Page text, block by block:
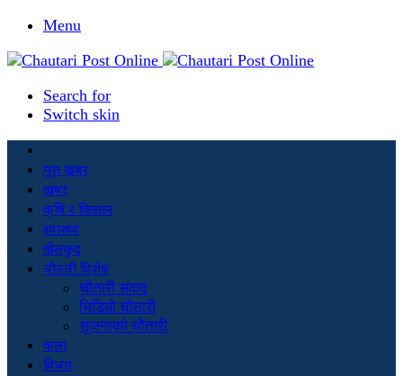
Menu
Search for
Switch skin
मूल खबर
खबर
कृषि र किसान
स्वास्थ्य
खेलकुद
चौतारी विशेष
चौतारी संवाद
भिडियो चौतारी
सृजनाको चौतारी
कला
विचार